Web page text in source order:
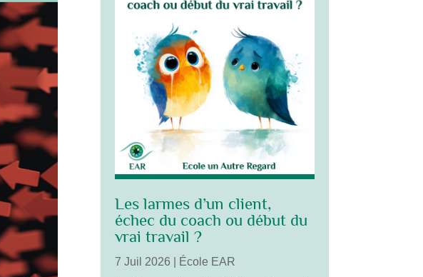
Les larmes d’un client,
échec du coach ou début du
vrai travail ?
7 Juil 2026
École EAR